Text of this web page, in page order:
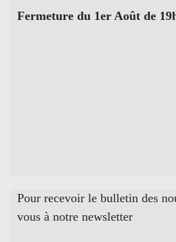
Fermeture du 1er Août de
Pour recevoir le bulletin des
vous à notre newsletter